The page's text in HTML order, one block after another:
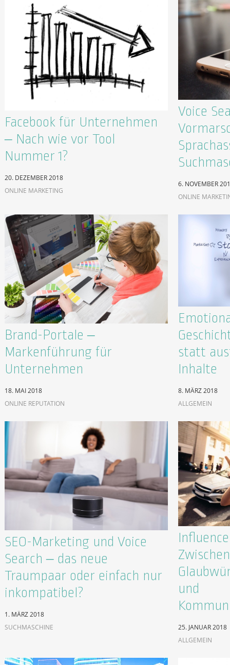
Facebook für Unternehmen
– Nach wie vor Tool
Nummer 1?
20. DEZEMBER 2018
ONLINE MARKETING
Voice
6. NOVEMBER
ONLINE
Brand-Portale –
Markenführung für
Unternehmen
18. MAI 2018
ONLINE REPUTATION
statt
Inhalte
8. MÄRZ 2018
ALLGEMEIN
SEO-Marketing und Voice
Search – das neue
Traumpaar oder einfach nur
inkompatibel?
1. MÄRZ 2018
SUCHMASCHINE
Zwischen
und
25. JANUAR 2018
ALLGEMEIN